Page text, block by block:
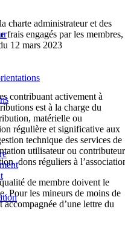
charte administrateur et des
frais engagés par les membres,
12 mars 2023
contribuant activement à
est à la charge du
matérielle ou
régulière et significative aux
technique des services de
utilisateur ou
dons réguliers à
de membre doivent le
Pour les mineurs de moins de
accompagnée d’une lettre du